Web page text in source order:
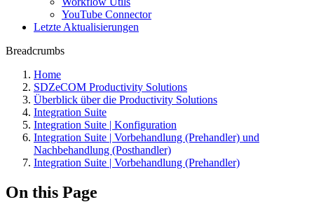
YouTube Connector
Letzte Aktualisierungen
Breadcrumbs
Home
SDZeCOM Productivity Solutions
Überblick über die Productivity Solutions
Integration Suite
Integration Suite | Konfiguration
Integration Suite | Vorbehandlung (Prehandler) und
Nachbehandlung (Posthandler)
Integration Suite | Vorbehandlung (Prehandler)
On this Page